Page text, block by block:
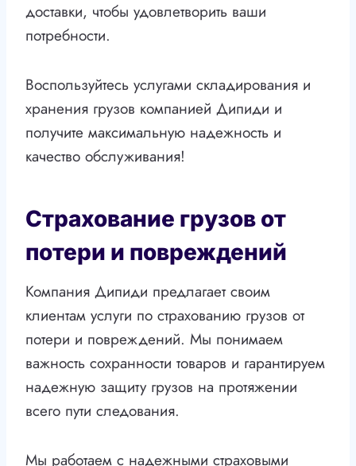
доставки, чтобы удовлетворить ваши
потребности.
Воспользуйтесь услугами складирования и
хранения грузов компанией Дипиди и
получите максимальную надежность и
качество обслуживания!
Страхование грузов от
потери и повреждений
Компания Дипиди предлагает своим
клиентам услуги по страхованию грузов от
потери и повреждений. Мы понимаем
важность сохранности товаров и гарантируем
надежную защиту грузов на протяжении
всего пути следования.
Мы работаем с надежными страховыми